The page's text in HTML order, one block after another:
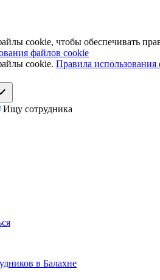
cookie, чтобы обеспечивать
файлов cookie
cookie. Правила
Ищу сотрудника
в Балахне